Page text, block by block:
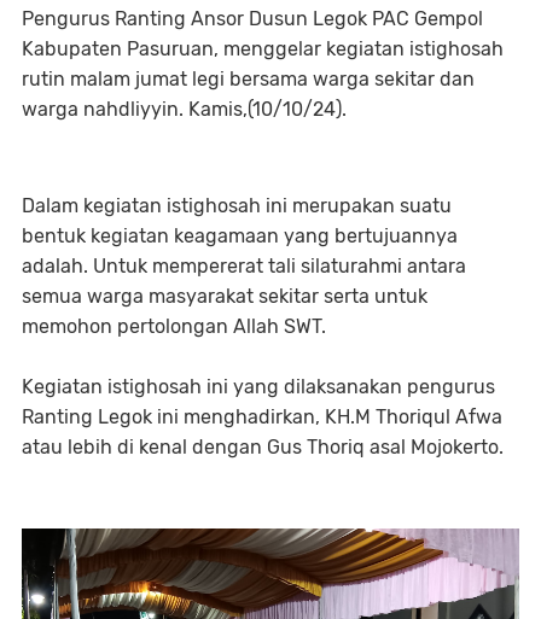
Pengurus Ranting Ansor Dusun Legok PAC Gempol
Kabupaten Pasuruan, menggelar kegiatan istighosah
rutin malam jumat legi bersama warga sekitar dan
warga nahdliyyin. Kamis,(10/10/24).
Dalam kegiatan istighosah ini merupakan suatu
bentuk kegiatan keagamaan yang bertujuannya
adalah. Untuk mempererat tali silaturahmi antara
semua warga masyarakat sekitar serta untuk
memohon pertolongan Allah SWT.
Kegiatan istighosah ini yang dilaksanakan pengurus
Ranting Legok ini menghadirkan, KH.M Thoriqul Afwa
atau lebih di kenal dengan Gus Thoriq asal Mojokerto.